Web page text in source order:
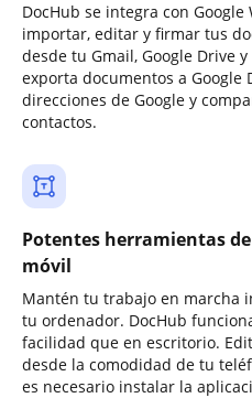
DocHub se integra con
importar, editar y firmar tus
desde tu Gmail, Google Drive
exporta documentos a
direcciones de Google y
contactos.
Potentes herramientas
móvil
Mantén tu trabajo en marcha
tu ordenador. DocHub
facilidad que en escritorio.
desde la comodidad de tu
es necesario instalar la